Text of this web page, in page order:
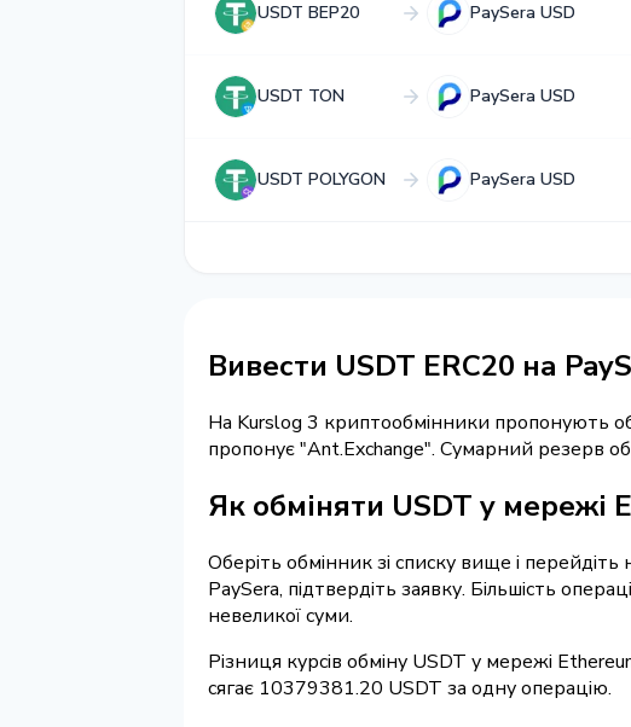
USDT BEP20 PaySera USD
USDT TON PaySera USD
USDT POLYGON PaySera USD
Вивести USDT ERC20 на
На Kurslog 3 криптообмінники пропонують
пропонує "Ant.Exchange". Сумарний резерв
Як обміняти USDT у мережі
Оберіть обмінник зі списку вище і
PaySera, підтвердіть заявку. Більшість
невеликої суми.
Різниця курсів обміну USDT у мережі
сягає 10379381.20 USDT за одну операцію.